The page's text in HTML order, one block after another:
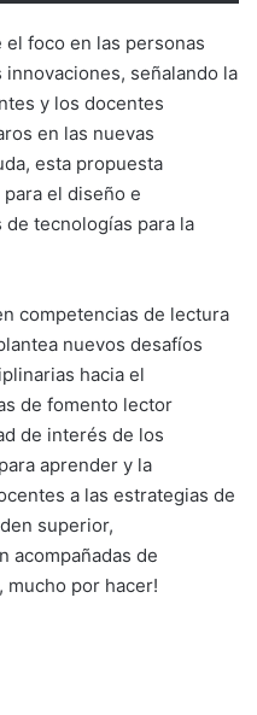
foco en las personas
innovaciones, señalando la
y los docentes
en las nuevas
esta propuesta
el diseño e
tecnologías para la
competencias de lectura
nuevos desafíos
hacia el
de fomento lector
de interés de los
aprender y la
a las estrategias de
superior,
acompañadas de
mucho por hacer!